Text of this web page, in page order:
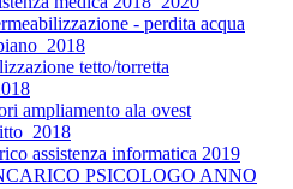
- perdita acqua
tetto/torretta
ampliamento ala ovest
assistenza informatica 2019
PSICOLOGO ANNO